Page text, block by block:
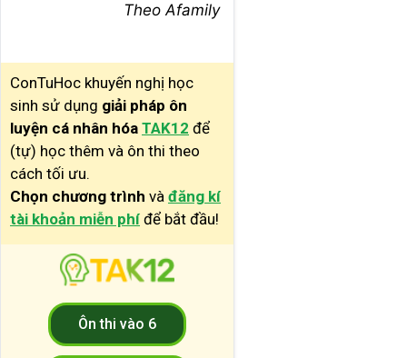
Theo Afamily
ConTuHoc khuyến nghị học
sinh sử dụng giải pháp ôn
luyện cá nhân hóa TAK12 để
(tự) học thêm và ôn thi theo
cách tối ưu.
Chọn chương trình và đăng kí
tài khoản miễn phí để bắt đầu!
Ôn thi vào 6